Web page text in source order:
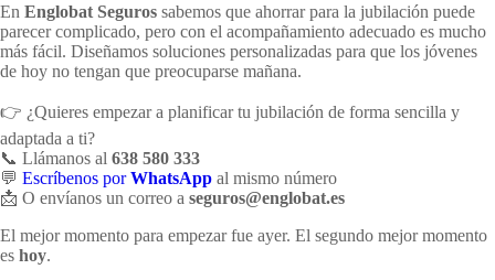
En Englobat Seguros sabemos que ahorrar para la jubilación puede
parecer complicado, pero con el acompañamiento adecuado es mucho
más fácil. Diseñamos soluciones personalizadas para que los jóvenes
de hoy no tengan que preocuparse mañana.
👉 ¿Quieres empezar a planificar tu jubilación de forma sencilla y
adaptada a ti?
📞 Llámanos al 638 580 333
💬 Escríbenos porWhatsApp al mismo número
📩 O envíanos un correo a seguros@englobat.es
El mejor momento para empezar fue ayer. El segundo mejor momento
es hoy.